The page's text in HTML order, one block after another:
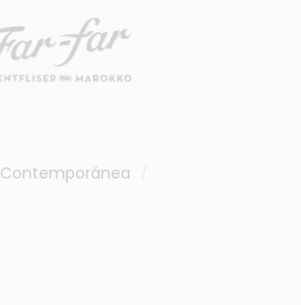
Contemporánea